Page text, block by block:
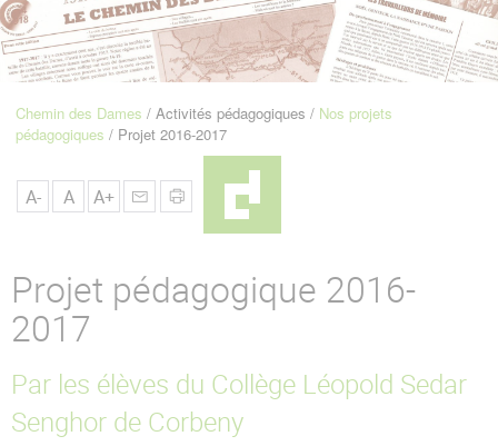
Navigation
Fil
Chemin des Dames Activités pédagogiques
Nos projets
pédagogiques Projet 2016-2017
A- A A+
Projet pédagogique 2016-
2017
Par les élèves du Collège Léopold Sedar
Senghor de Corbeny